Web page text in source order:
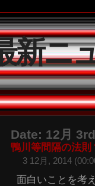
新ニ
Date: 12月
鴨川等間隔の法則
3 12月, 2014
面白いことを考